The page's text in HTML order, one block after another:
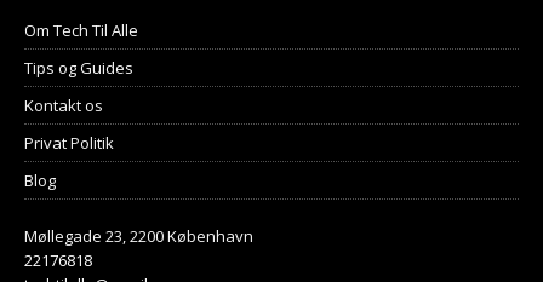
Om Tech Til Alle
Tips og Guides
Kontakt os
Privat Politik
Blog
Møllegade 23, 2200 København
22176818